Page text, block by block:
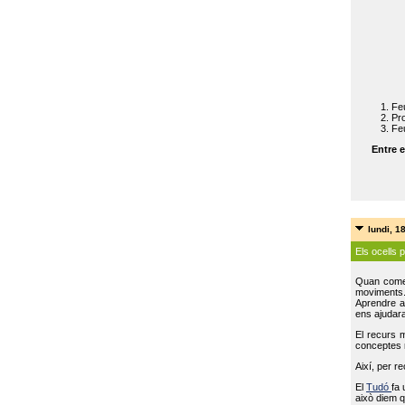
Entre
lundi,
Els ocells
Quan
Aprendre
ens
El recurs
conceptes
Així, per
ElTudófa
això diem